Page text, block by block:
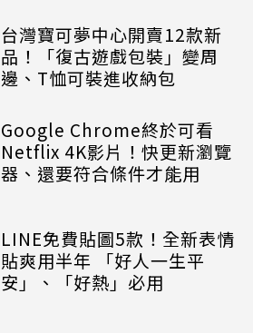
台灣寶可夢中心開賣12款新
品！「復古遊戲包裝」變周
邊、T恤可裝進收納包
Google Chrome終於可看
Netflix 4K影片！快更新瀏覽
器、還要符合條件才能用
LINE免費貼圖5款！全新表情
貼爽用半年 「好人一生平
安」、「好熱」必用